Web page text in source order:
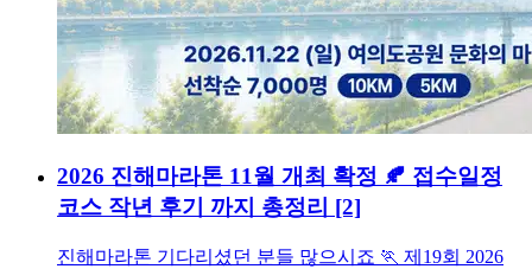
2026 진해마라톤 11월 개최 확정 🍂 접수일정
코스 작년 후기 까지 총정리 [2]
진해마라톤 기다리셨던 분들 많으시죠 🏃 제19회 2026